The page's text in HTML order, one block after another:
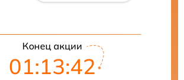
Конец акции
01:13:42